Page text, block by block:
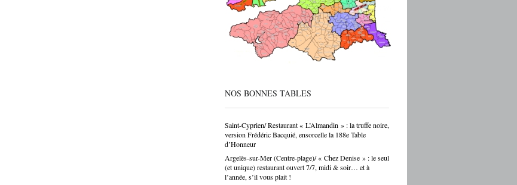
déconnecté de la réalité. Choisir un CAP de
pâtissier ou de carrossier, c’est choisir un métier,
un savoir-faire, une indépendance possible. Ce
n’est pas un choix par défaut. C’est souvent un
choix par passion. Et là, Cécile Hernandez nous
donne une belle leçon : la passion et
NOS BONNES TABLES
Saint-Cyprien/ Restaurant « L’Almandin » : la truffe noire,
version Frédéric Bacquié, ensorcelle la 188e Table
d’Honneur
Argelès-sur-Mer (Centre-plage)/ « Chez Denise » : le seul
(et unique) restaurant ouvert 7/7, midi & soir… et à
l’année, s’il vous plait !